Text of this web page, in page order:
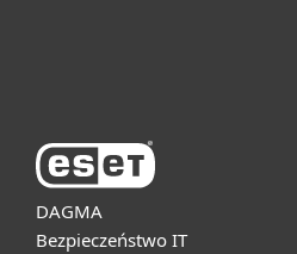
DAGMA
Bezpieczeństwo IT